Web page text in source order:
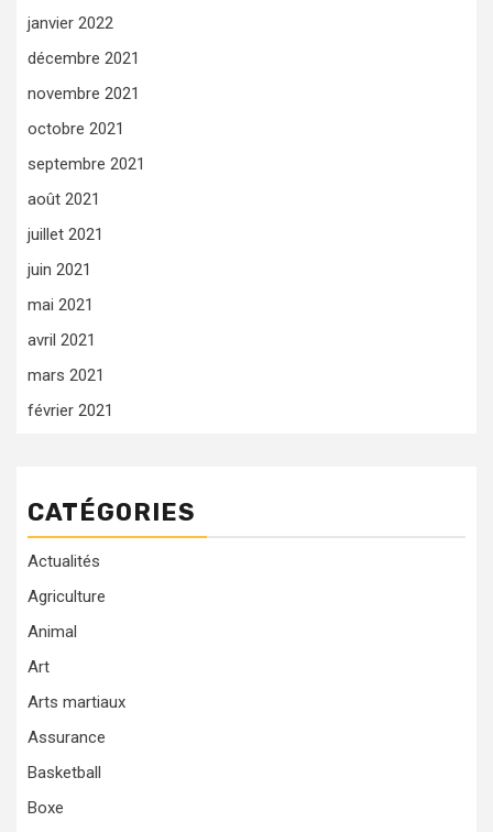
janvier 2022
décembre 2021
novembre 2021
octobre 2021
septembre 2021
août 2021
juillet 2021
juin 2021
mai 2021
avril 2021
mars 2021
février 2021
CATÉGORIES
Actualités
Agriculture
Animal
Art
Arts martiaux
Assurance
Basketball
Boxe